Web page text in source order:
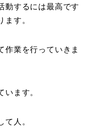
動するには最高です
ます。
作業を行っていきま
います。
て人。